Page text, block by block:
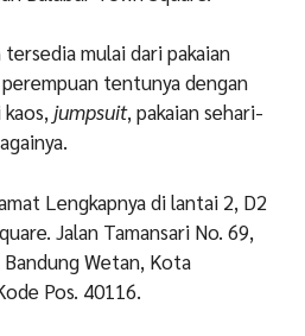
mulai dari pakaian
tentunya dengan
jumpsuit, pakaian sehari-
Lengkapnya di lantai 2, D2
Jalan Tamansari No. 69,
Wetan, Kota
Pos. 40116.